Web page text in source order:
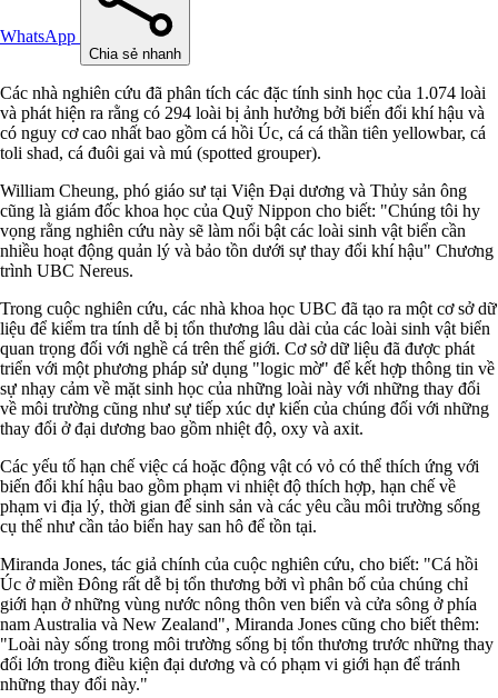
WhatsApp
Chia sẻ nhanh
Các nhà nghiên cứu đã phân tích các đặc tính sinh học của 1.074 loài
và phát hiện ra rằng có 294 loài bị ảnh hưởng bởi biến đổi khí hậu và
có nguy cơ cao nhất bao gồm cá hồi Úc, cá cá thần tiên yellowbar, cá
toli shad, cá đuôi gai và mú (spotted grouper).
William Cheung, phó giáo sư tại Viện Đại dương và Thủy sản ông
cũng là giám đốc khoa học của Quỹ Nippon cho biết: "Chúng tôi hy
vọng rằng nghiên cứu này sẽ làm nổi bật các loài sinh vật biển cần
nhiều hoạt động quản lý và bảo tồn dưới sự thay đổi khí hậu" Chương
trình UBC Nereus.
Trong cuộc nghiên cứu, các nhà khoa học UBC đã tạo ra một cơ sở dữ
liệu để kiểm tra tính dễ bị tổn thương lâu dài của các loài sinh vật biển
quan trọng đối với nghề cá trên thế giới. Cơ sở dữ liệu đã được phát
triển với một phương pháp sử dụng "logic mờ" để kết hợp thông tin về
sự nhạy cảm về mặt sinh học của những loài này với những thay đổi
về môi trường cũng như sự tiếp xúc dự kiến của chúng đối với những
thay đổi ở đại dương bao gồm nhiệt độ, oxy và axit.
Các yếu tố hạn chế việc cá hoặc động vật có vỏ có thể thích ứng với
biến đổi khí hậu bao gồm phạm vi nhiệt độ thích hợp, hạn chế về
phạm vi địa lý, thời gian để sinh sản và các yêu cầu môi trường sống
cụ thể như cần tảo biển hay san hô để tồn tại.
Miranda Jones, tác giả chính của cuộc nghiên cứu, cho biết: "Cá hồi
Úc ở miền Đông rất dễ bị tổn thương bởi vì phân bố của chúng chỉ
giới hạn ở những vùng nước nông thôn ven biển và cửa sông ở phía
nam Australia và New Zealand", Miranda Jones cũng cho biết thêm:
"Loài này sống trong môi trường sống bị tổn thương trước những thay
đổi lớn trong điều kiện đại dương và có phạm vi giới hạn để tránh
những thay đổi này."